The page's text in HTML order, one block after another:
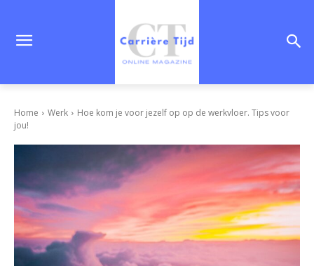
Home Werk
Hoe kom je voor jezelf op op de werkvloer. Tips voor
jou!